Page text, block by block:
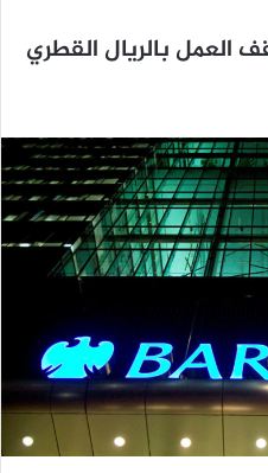
العمل بالريال القطري